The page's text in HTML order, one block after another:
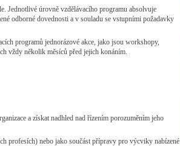
Jednotlivé úrovně vzdělávacího programu absolvuje
odborné dovednosti a v souladu se vstupními požadavky
programů jednorázové akce, jako jsou workshopy,
vždy několik měsíců před jejich konáním.
a získat nadhled nad řízením porozuměním jeho
profesích) nebo jako součást přípravy pro výcviky nabízené